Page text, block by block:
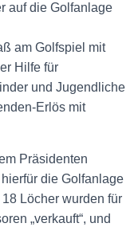
auf die Golfanlage
am Golfspiel mit
Hilfe für
und Jugendliche
Erlös mit
Präsidenten
die Golfanlage
Löcher wurden für
„verkauft“, und